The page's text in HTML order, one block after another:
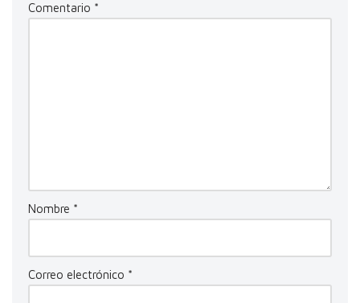
Comentario *
Nombre *
Correo electrónico *